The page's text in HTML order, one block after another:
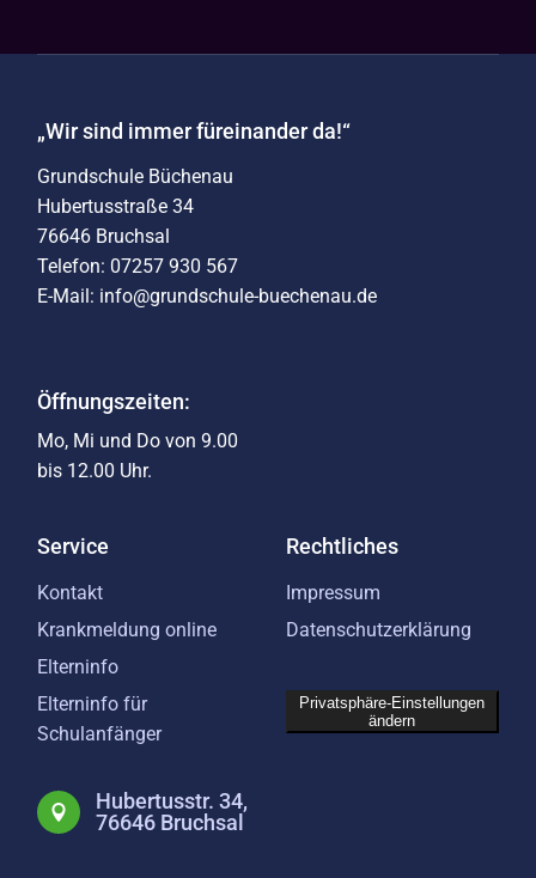
„Wir sind immer füreinander da!“
Grundschule Büchenau
Hubertusstraße 34
76646 Bruchsal
Telefon: 07257 930 567
E-Mail: info@grundschule-buechenau.de
Öffnungszeiten:
Mo, Mi und Do von 9.00
bis 12.00 Uhr.
Service
Kontakt
Krankmeldung online
Elterninfo
Elterninfo für
Schulanfänger
Hubertusstr. 34,
76646 Bruchsal
Rechtliches
Impressum
Datenschutzerklärung
Privatsphäre-Einstellungen
ändern